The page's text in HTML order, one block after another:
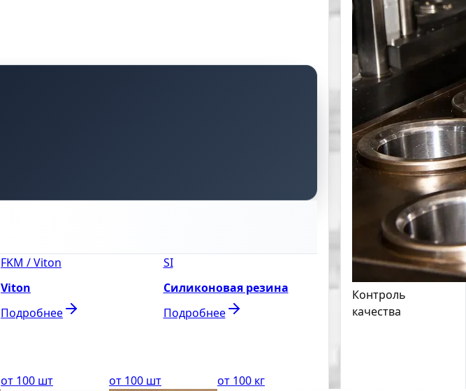
FKM / Viton
Viton
Подробнее
SI
Силиконовая резина
Подробнее
от 100 шт от 100 шт от 100 кг
Контроль
качества